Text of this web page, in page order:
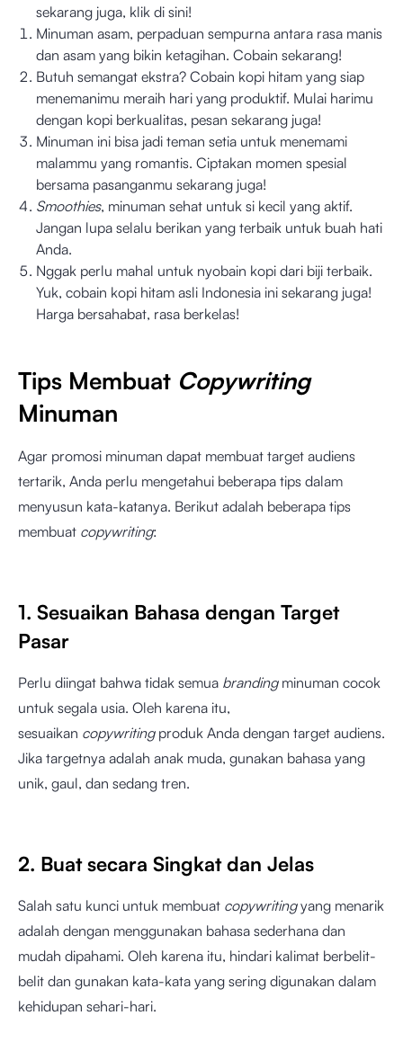
sekarang juga, klik di sini!
Minuman asam, perpaduan sempurna antara rasa manis
dan asam yang bikin ketagihan. Cobain sekarang!
Butuh semangat ekstra? Cobain kopi hitam yang siap
menemanimu meraih hari yang produktif. Mulai harimu
dengan kopi berkualitas, pesan sekarang juga!
Minuman ini bisa jadi teman setia untuk menemami
malammu yang romantis. Ciptakan momen spesial
bersama pasanganmu sekarang juga!
Smoothies, minuman sehat untuk si kecil yang aktif.
Jangan lupa selalu berikan yang terbaik untuk buah hati
Anda.
Nggak perlu mahal untuk nyobain kopi dari biji terbaik.
Yuk, cobain kopi hitam asli Indonesia ini sekarang juga!
Harga bersahabat, rasa berkelas!
Tips Membuat Copywriting
Minuman
Agar promosi minuman dapat membuat target audiens
tertarik, Anda perlu mengetahui beberapa tips dalam
menyusun kata-katanya. Berikut adalah beberapa tips
membuat copywriting:
1. Sesuaikan Bahasa dengan Target
Pasar
Perlu diingat bahwa tidak semua branding minuman cocok
untuk segala usia. Oleh karena itu,
sesuaikan copywriting produk Anda dengan target audiens.
Jika targetnya adalah anak muda, gunakan bahasa yang
unik, gaul, dan sedang tren.
2. Buat secara Singkat dan Jelas
Salah satu kunci untuk membuat copywritingyang menarik
adalah dengan menggunakan bahasa sederhana dan
mudah dipahami. Oleh karena itu, hindari kalimat berbelit-
belit dan gunakan kata-kata yang sering digunakan dalam
kehidupan sehari-hari.